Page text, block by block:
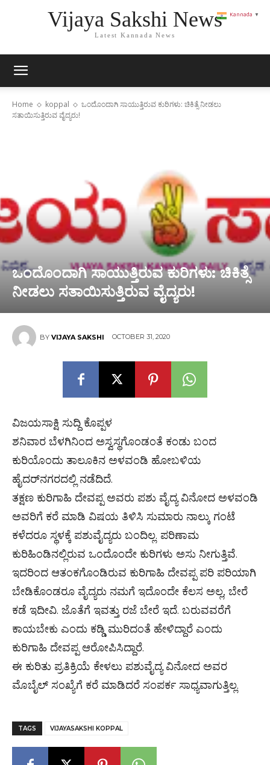
Vijaya Sakshi News
Latest Kannada News
Home koppal
ಒಂದೊಂದಾಗಿ ಸಾಯುತ್ತಿರುವ ಕುರಿಗಳು: ಚಿಕಿತ್ಸೆ ನೀಡಲು
ಸತಾಯಿಸುತ್ತಿರುವ ವೈದ್ಯರು!
ಒಂದೊಂದಾಗಿ ಸಾಯುತ್ತಿರುವ ಕುರಿಗಳು: ಚಿಕಿತ್ಸೆ
ನೀಡಲು ಸತಾಯಿಸುತ್ತಿರುವ ವೈದ್ಯರು!
BY VIJAYA SAKSHI OCTOBER 31, 2020
ವಿಜಯಸಾಕ್ಷಿ ಸುದ್ದಿ ಕೊಪ್ಪಳ
ಶನಿವಾರ ಬೆಳಗಿನಿಂದ ಅಸ್ವಸ್ಥಗೊಂಡಂತೆ ಕಂಡು ಬಂದ
ಕುರಿಯೊಂದು ತಾಲೂಕಿನ ಅಳವಂಡಿ ಹೋಬಳಿಯ
ಹೈದರ್‌ನಗರದಲ್ಲಿ ನಡೆದಿದೆ.
ತಕ್ಷಣ ಕುರಿಗಾಹಿ ದೇವಪ್ಪ ಅವರು ಪಶು ವೈದ್ಯ ವಿನೋದ ಅಳವಂಡಿ
ಅವರಿಗೆ ಕರೆ ಮಾಡಿ ವಿಷಯ ತಿಳಿಸಿ ಸುಮಾರು ನಾಲ್ಕು ಗಂಟೆ
ಕಳೆದರೂ ಸ್ಥಳಕ್ಕೆ ಪಶುವೈದ್ಯರು ಬಂದಿಲ್ಲ. ಪರಿಣಾಮ
ಕುರಿಹಿಂಡಿನಲ್ಲಿರುವ ಒಂದೊಂದೇ ಕುರಿಗಳು ಅಸು ನೀಗುತ್ತಿವೆ.
ಇದರಿಂದ ಆತಂಕಗೊಂಡಿರುವ ಕುರಿಗಾಹಿ ದೇವಪ್ಪ ಪರಿ ಪರಿಯಾಗಿ
ಬೇಡಿಕೊಂಡರೂ ವೈದ್ಯರು ನಮಗೆ ಇದೊಂದೇ ಕೆಲಸ ಅಲ್ಲ, ಬೇರೆ‌
ಕಡೆ ಇದೀವಿ. ಜೊತೆಗೆ ಇವತ್ತು ರಜೆ ಬೇರೆ ಇದೆ. ಬರುವವರೆಗೆ
ಕಾಯಬೇಕು ಎಂದು ಕಡ್ಡಿ ಮುರಿದಂತೆ ಹೇಳಿದ್ದಾರೆ ಎಂದು
ಕುರಿಗಾಹಿ ದೇವಪ್ಪ ಆರೋಪಿಸಿದ್ದಾರೆ.
ಈ ಕುರಿತು ಪ್ರತಿಕ್ರಿಯೆ ಕೇಳಲು ಪಶುವೈದ್ಯ ವಿನೋದ ಅವರ
ಮೊಬೈಲ್ ಸಂಖ್ಯೆಗೆ ಕರೆ ಮಾಡಿದರೆ ಸಂಪರ್ಕ ಸಾಧ್ಯವಾಗುತ್ತಿಲ್ಲ‌.
TAGS VIJAYASAKSHI KOPPAL
Kannada ▼